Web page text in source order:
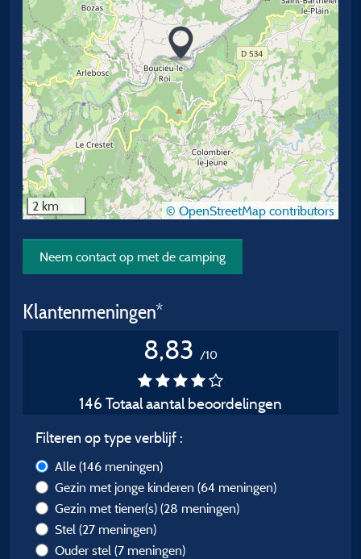
2 km © OpenStreetMap contributors
Neem contact op met de camping
Klantenmeningen*
8,83 /10
146 Totaal aantal beoordelingen
Filteren op type verblijf :
Alle (146 meningen)
Gezin met jonge kinderen (64 meningen)
Gezin met tiener(s) (28 meningen)
Stel (27 meningen)
Ouder stel (7 meningen)